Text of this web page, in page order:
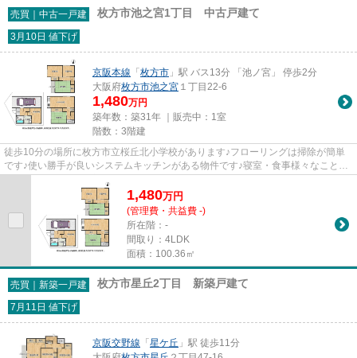
売買｜中古一戸建 枚方市池之宮1丁目 中古戸建て
3月10日 値下げ
京阪本線 「 枚方市 」駅 バス13分 「池ノ宮」 停歩2分
大阪府枚方市池之宮 １丁目22-6
1,480万円
築年数：築31年 ｜販売中： 1室
階数：3階建
徒歩10分の場所に枚方市立桜丘北小学校があります♪フローリングは掃除が簡単
です♪使い勝手が良いシステムキッチンがある物件です♪寝室・食事様々なことに
1,480万円
(管理費・共益費 -)
所在階：-
間取り：4LDK
面積：100.36㎡
売買｜新築一戸建 枚方市星丘2丁目 新築戸建て
7月11日 値下げ
京阪交野線 「 星ケ丘 」駅 徒歩11分